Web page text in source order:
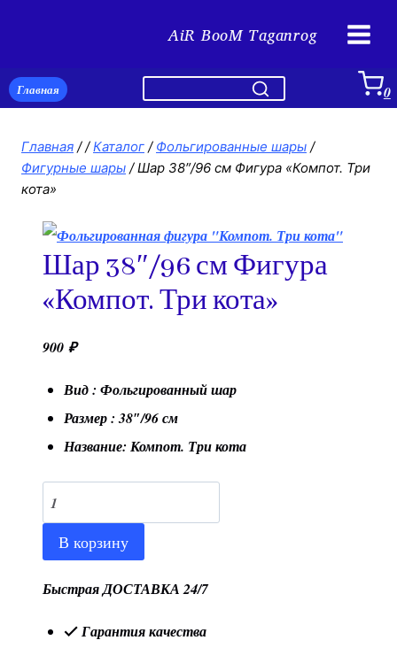
AiR BooM Taganrog
Главная 0
Главная / / Каталог / Фольгированные шары /
Фигурные шары / Шар 38″/96 см Фигура «Компот. Три
кота»
Шар 38″/96 см Фигура
«Компот. Три кота»
900 ₽
Вид : Фольгированный шар
Размер : 38″/96 см
Название: Компот. Три кота
Количество
товара
Шар
38"/96
Фигура
В корзину
Быстрая ДОСТАВКА 24/7
Гарантия качества